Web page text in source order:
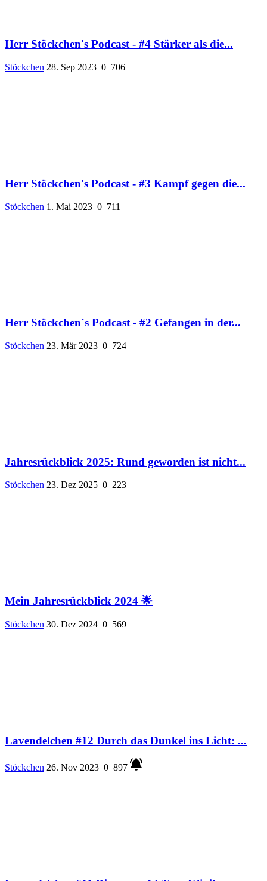
Herr Stöckchen's Podcast - #4 Stärker als die...
Stöckchen 28. Sep 2023 0 706
Herr Stöckchen's Podcast - #3 Kampf gegen die...
Stöckchen 1. Mai 2023 0 711
Herr Stöckchen´s Podcast - #2 Gefangen in der...
Stöckchen 23. Mär 2023 0 724
Jahresrückblick 2025: Rund geworden ist nicht...
Stöckchen 23. Dez 2025 0 223
Mein Jahresrückblick 2024 🌟
Stöckchen 30. Dez 2024 0 569
Lavendelchen #12 Durch das Dunkel ins Licht: ...
Stöckchen 26. Nov 2023 0 897